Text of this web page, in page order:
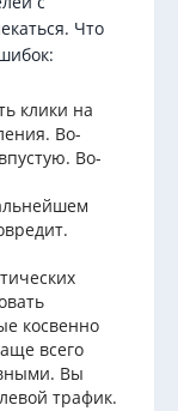
Что
клики на
Во-
Во-
косвенно
всего
Вы
трафик.